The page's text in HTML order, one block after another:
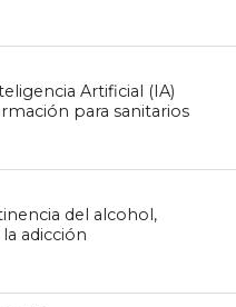
Artificial (IA)
para sanitarios
del alcohol,
adicción